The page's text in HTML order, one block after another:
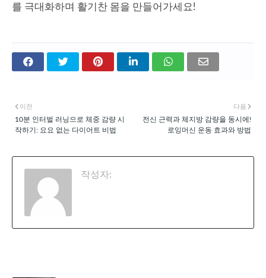
를 극대화하며 활기찬 몸을 만들어가세요!
다음
전신 근력과 체지방 감량을 동시에!
로잉머신 운동 효과와 방법
이전
10분 인터벌 러닝으로 체중 감량 시
작하기: 요요 없는 다이어트 비법
작성자: